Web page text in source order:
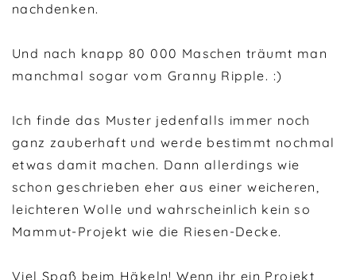
nachdenken.
Und nach knapp 80 000 Maschen träumt man
manchmal sogar vom Granny Ripple. :)
Ich finde das Muster jedenfalls immer noch
ganz zauberhaft und werde bestimmt nochmal
etwas damit machen. Dann allerdings wie
schon geschrieben eher aus einer weicheren,
leichteren Wolle und wahrscheinlich kein so
Mammut-Projekt wie die Riesen-Decke.
Viel Spaß beim Häkeln! Wenn ihr ein Projekt